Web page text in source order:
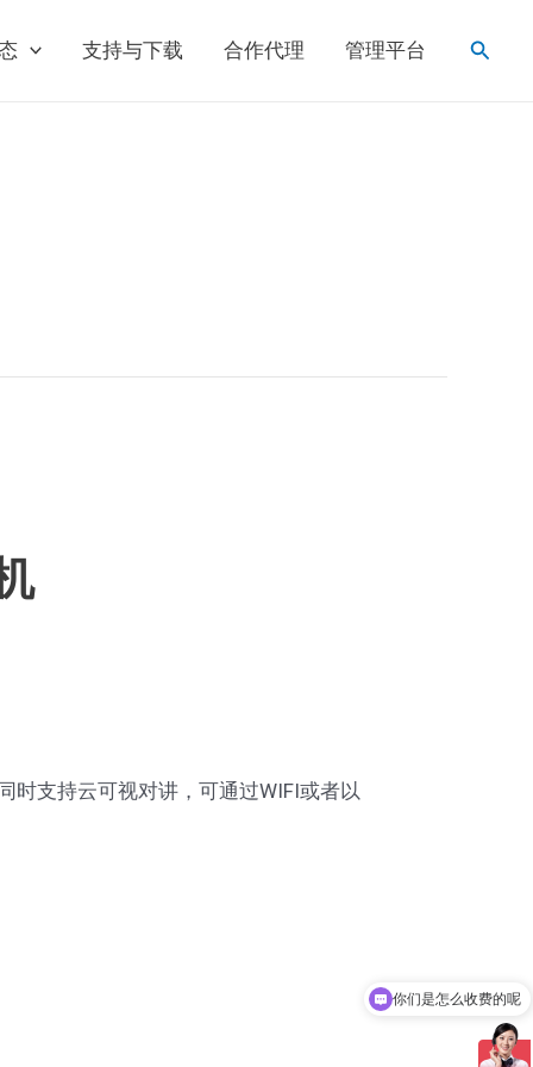
支持与下载 合作代理 管理平台
搜
时支持云可视对讲，可通过WIFI或者以
你们是怎么收费的呢